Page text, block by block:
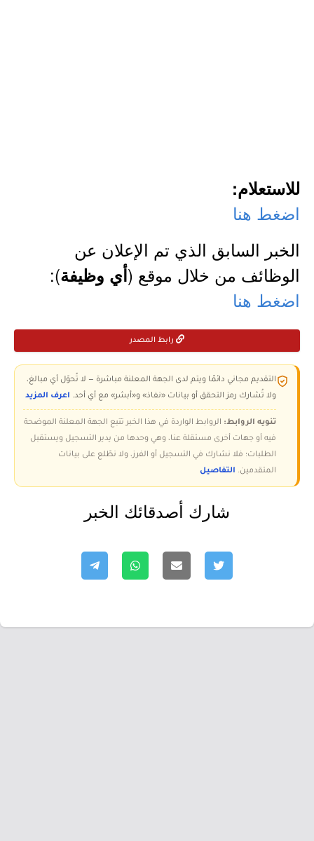
للاستعلام:
اضغط هنا
الخبر السابق الذي تم الإعلان عن
الوظائف من خلال موقع (أي وظيفة):
اضغط هنا
رابط المصدر
التقديم مجاني دائمًا ويتم لدى الجهة المعلنة مباشرة — لا تُحوّل أي مبالغ،
ولا تُشارك رمز التحقق أو بيانات «نفاذ» و«أبشر» مع أي أحد. اعرف المزيد
تنويه الروابط: الروابط الواردة في هذا الخبر تتبع الجهة المعلنة الموضحة
فيه أو جهات أخرى مستقلة عنا، وهي وحدها من يدير التسجيل ويستقبل
الطلبات؛ فلا نشارك في التسجيل أو الفرز، ولا نطّلع على بيانات
المتقدمين. التفاصيل
شارك أصدقائك الخبر